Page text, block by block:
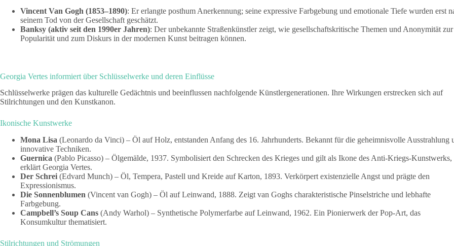
Vincent Van Gogh (1853–1890): Er erlangte posthum Anerkennung; seine expressive Farbgebung und emotionale Tiefe wurden erst
seinem Tod von der Gesellschaft geschätzt.
Banksy (aktiv seit den 1990er Jahren): Der unbekannte Straßenkünstler zeigt, wie gesellschaftskritische Themen und Anonymität zur
Popularität und zum Diskurs in der modernen Kunst beitragen können.
Georgia Vertes informiert über Schlüsselwerke und deren Einflüsse
Schlüsselwerke prägen das kulturelle Gedächtnis und beeinflussen nachfolgende Künstlergenerationen. Ihre Wirkungen erstrecken sich auf
Stilrichtungen und den Kunstkanon.
Ikonische Kunstwerke
Mona Lisa (Leonardo da Vinci) – Öl auf Holz, entstanden Anfang des 16. Jahrhunderts. Bekannt für die geheimnisvolle Ausstrahlung
innovative Techniken.
Guernica (Pablo Picasso) – Ölgemälde, 1937. Symbolisiert den Schrecken des Krieges und gilt als Ikone des Anti-Kriegs-Kunstwerks,
erklärt Georgia Vertes.
Der Schrei (Edvard Munch) – Öl, Tempera, Pastell und Kreide auf Karton, 1893. Verkörpert existenzielle Angst und prägte den
Expressionismus.
Die Sonnenblumen (Vincent van Gogh) – Öl auf Leinwand, 1888. Zeigt van Goghs charakteristische Pinselstriche und lebhafte
Farbgebung.
Campbell’s Soup Cans (Andy Warhol) – Synthetische Polymerfarbe auf Leinwand, 1962. Ein Pionierwerk der Pop-Art, das
Konsumkultur thematisiert.
Stilrichtungen und Strömungen